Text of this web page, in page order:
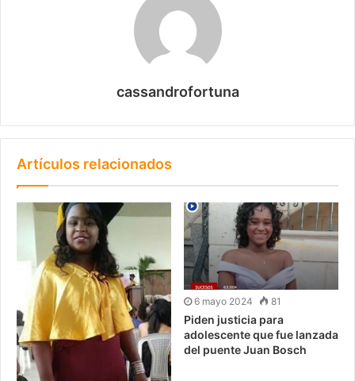
cassandrofortuna
Artículos relacionados
6 mayo 2024 81
Piden justicia para
adolescente que fue lanzada
del puente Juan Bosch